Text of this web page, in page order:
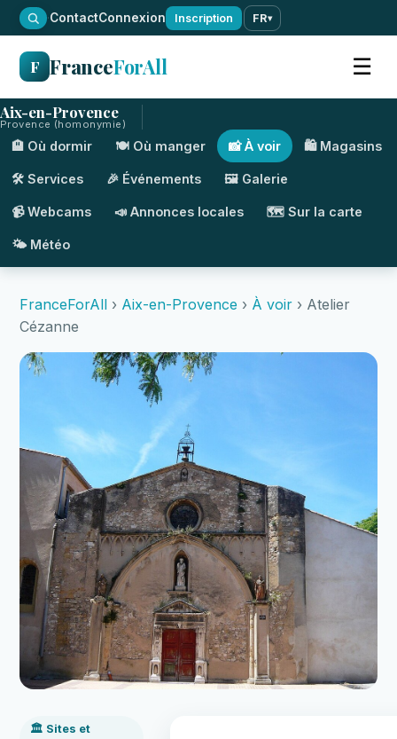
·ContactConnexion Inscription FR▾
F FranceForAll ☰
Aix-en-Provence
Provence (homonymie)
🏨 Où dormir 🍽️ Où manger 📸 À voir 🛍️ Magasins
🛠️ Services 🎉 Événements 🖼️ Galerie
📹 Webcams 📣 Annonces locales 🗺️ Sur la carte
🌤️ Météo
FranceForAll › Aix-en-Provence › À voir › Atelier
Cézanne
🏛️ Sites et